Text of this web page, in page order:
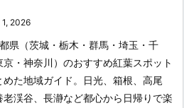
1, 2026
県（茨城・栃木・群馬・埼玉・千
京・神奈川）のおすすめ紅葉スポット
めた地域ガイド。日光、箱根、高尾
老渓谷、長瀞など都心から日帰りで楽